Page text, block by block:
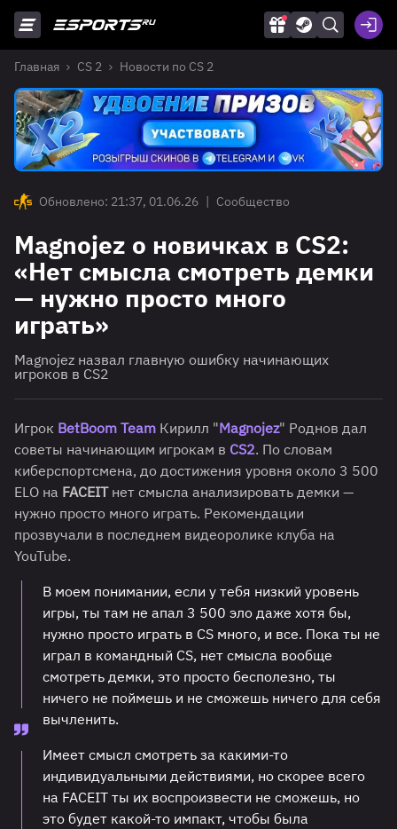
Главная CS 2 Новости по CS 2
Обновлено: 21:37, 01.06.26 | Сообщество
Magnojez о новичках в CS2:
«Нет смысла смотреть демки
— нужно просто много
играть»
Magnojez назвал главную ошибку начинающих
игроков в CS2
Игрок BetBoom Team Кирилл "Magnojez" Роднов дал
советы начинающим игрокам в CS2. По словам
киберспортсмена, до достижения уровня около 3 500
ELO на FACEITнет смысла анализировать демки —
нужно просто много играть. Рекомендации
прозвучали в последнем видеоролике клуба на
YouTube.
В моем понимании, если у тебя низкий уровень
игры, ты там не апал 3 500 эло даже хотя бы,
нужно просто играть в CS много, и все. Пока ты не
играл в командный CS, нет смысла вообще
смотреть демки, это просто бесполезно, ты
ничего не поймешь и не сможешь ничего для себя
вычленить.
Имеет смысл смотреть за какими-то
индивидуальными действиями, но скорее всего
на FACEIT ты их воспроизвести не сможешь, но
это будет какой-то импакт, чтобы была